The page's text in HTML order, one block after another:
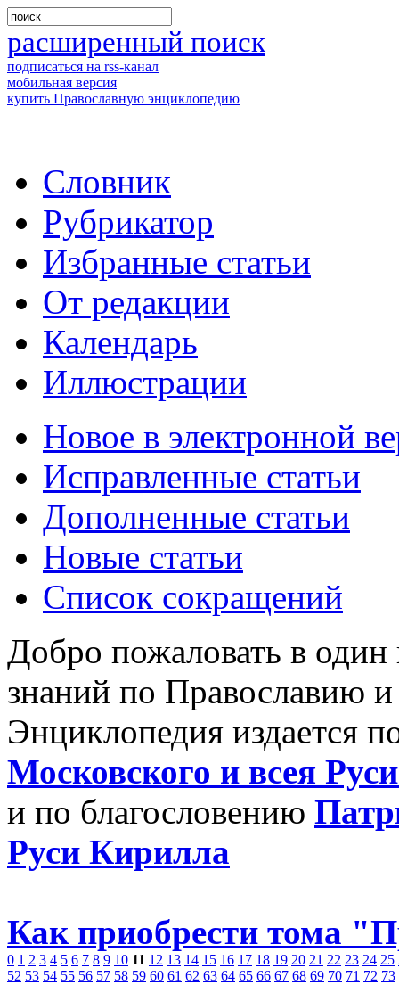
расширенный поиск
подписаться на rss-канал
мобильная версия
купить Православную энциклопедию
Словник
Рубрикатор
Избранные статьи
От редакции
Календарь
Иллюстрации
Новое в электронной
Исправленные статьи
Дополненные статьи
Новые статьи
Список сокращений
Добро пожаловать в
знаний по Православию
Энциклопедия издается
Московского и всея
и по благословению
Руси Кирилла
Как приобрести тома
0 1 2 3 4 5 6 7 8 9 10 11 12 13 14 15 16 17 18 19 20 21 22 23 24 25
52 53 54 55 56 57 58 59 60 61 62 63 64 65 66 67 68 69 70 71 72 73